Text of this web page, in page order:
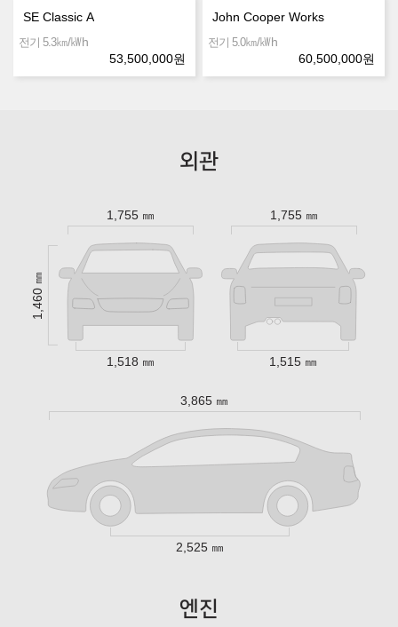
SE Classic A
전기 5.3㎞/㎾h
53,500,000원
John Cooper Works
전기 5.0㎞/㎾h
60,500,000원
외관
1,755 ㎜ 1,755 ㎜
1,460 ㎜
1,518 ㎜ 1,515 ㎜
3,865 ㎜
2,525 ㎜
엔진